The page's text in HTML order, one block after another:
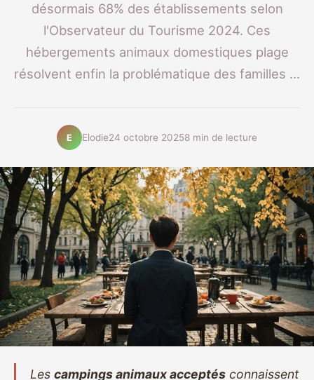
désormais 68% des établissements selon
l'Observateur du Tourisme 2024. Ces
hébergements animaux domestiques plage
résolvent enfin la problématique des familles ...
E Elodie24 octobre 20258 min de lecture
Les campings animaux acceptés connaissent